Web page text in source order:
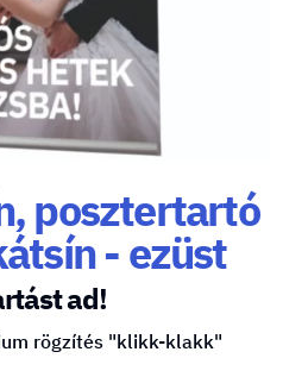
posztertartó
- ezüst
ad!
rögzítés "klikk-klakk"